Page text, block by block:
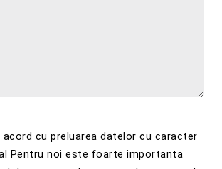
acord cu preluarea datelor cu caracter
Pentru noi este foarte importanta